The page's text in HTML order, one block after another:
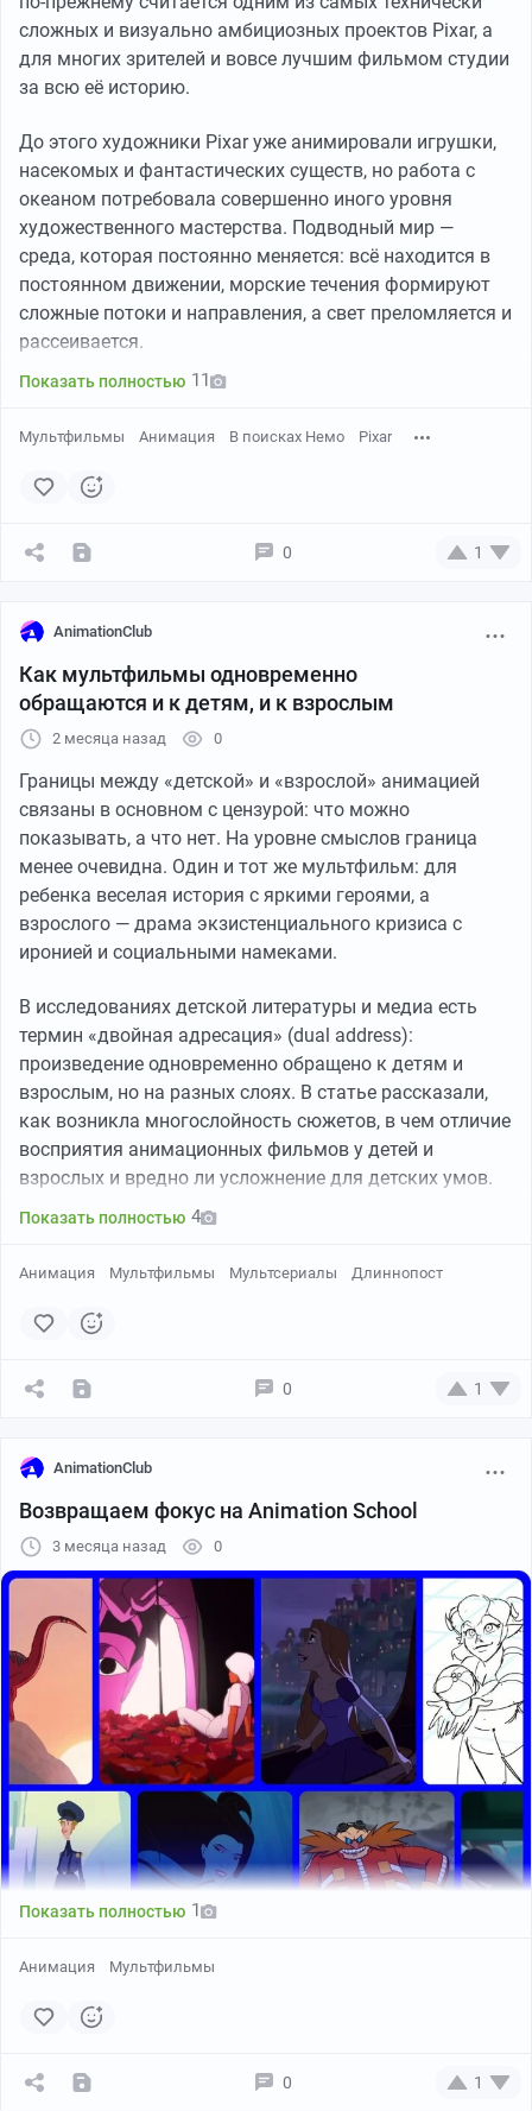
сложных и визуально амбициозных проектов Pixar, а
для многих зрителей и вовсе лучшим фильмом студии
за всю её историю.
До этого художники Pixar уже анимировали игрушки,
насекомых и фантастических существ, но работа с
океаном потребовала совершенно иного уровня
художественного мастерства. Подводный мир —
среда, которая постоянно меняется: всё находится в
постоянном движении, морские течения формируют
сложные потоки и направления, а свет преломляется и
рассеивается.
Показать полностью 11
Мультфильмы Анимация В поисках Немо Pixar
0 1
AnimationClub
Как мультфильмы одновременно
обращаются и к детям, и к взрослым
2 месяца назад 0
Границы между «детской» и «взрослой» анимацией
связаны в основном с цензурой: что можно
показывать, а что нет. На уровне смыслов граница
менее очевидна. Один и тот же мультфильм: для
ребенка веселая история с яркими героями, а
взрослого — драма экзистенциального кризиса с
иронией и социальными намеками.
В исследованиях детской литературы и медиа есть
термин «двойная адресация» (dual address):
произведение одновременно обращено к детям и
взрослым, но на разных слоях. В статье рассказали,
как возникла многослойность сюжетов, в чем отличие
восприятия анимационных фильмов у детей и
взрослых и вредно ли усложнение для детских умов.
Показать полностью 4
Анимация Мультфильмы Мультсериалы Длиннопост
0 1
AnimationClub
Возвращаем фокус на Animation School
3 месяца назад 0
Показать полностью 1
Анимация Мультфильмы
0 1